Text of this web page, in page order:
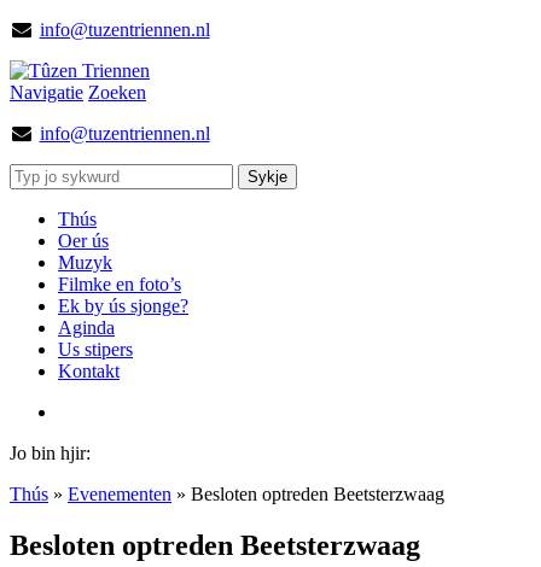
info@tuzentriennen.nl
Navigatie Zoeken
info@tuzentriennen.nl
Thús
Oer ús
Muzyk
Filmke en foto’s
Ek by ús sjonge?
Aginda
Us stipers
Kontakt
Jo bin hjir:
Thús » Evenementen » Besloten optreden Beetsterzwaag
Besloten optreden Beetsterzwaag